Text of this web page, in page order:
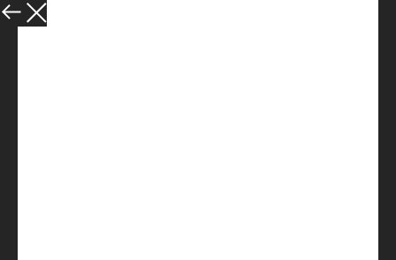
Назад